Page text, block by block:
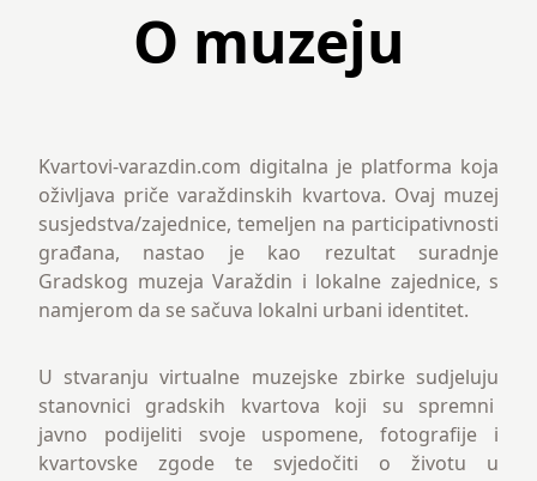
O muzeju
Kvartovi-varazdin.com digitalna je platforma koja
oživljava priče varaždinskih kvartova. Ovaj muzej
susjedstva/zajednice, temeljen na participativnosti
građana, nastao je kao rezultat suradnje
Gradskog muzeja Varaždin i lokalne zajednice, s
namjerom da se sačuva lokalni urbani identitet.
U stvaranju virtualne muzejske zbirke sudjeluju
stanovnici gradskih kvartova koji su spremni
javno podijeliti svoje uspomene, fotografije i
kvartovske zgode te svjedočiti o životu u